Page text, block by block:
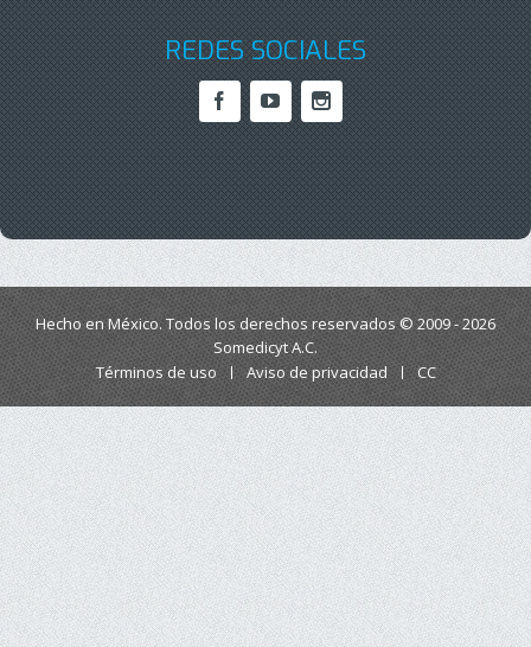
REDES SOCIALES
Hecho en México. Todos los derechos reservados © 2009 - 2026
Somedicyt A.C.
Términos de uso
Aviso de privacidad CC